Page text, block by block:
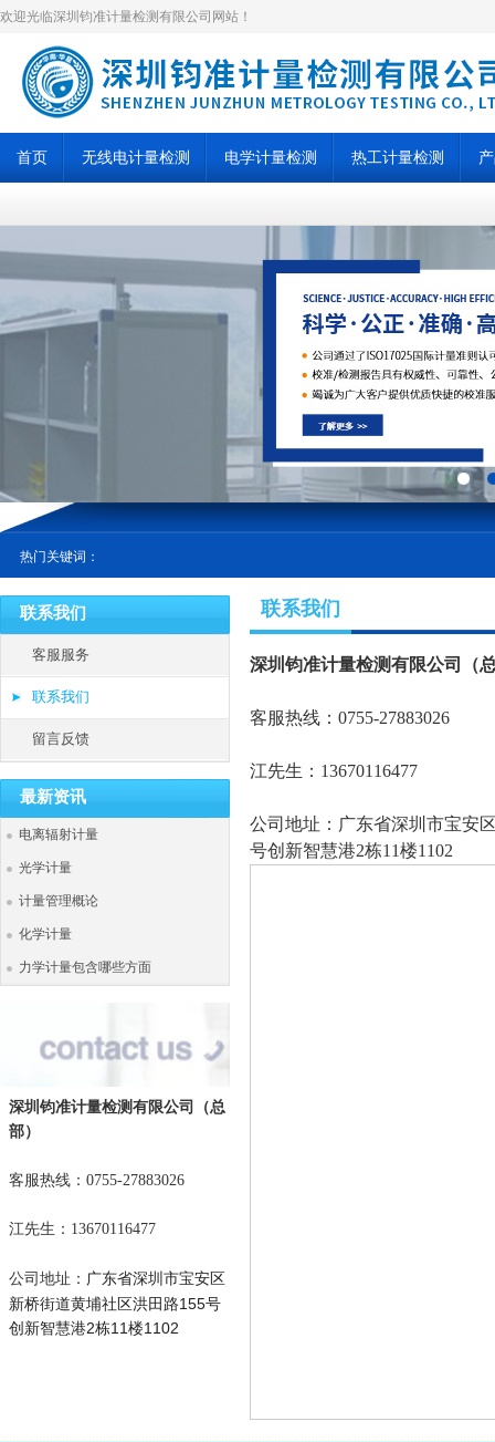
欢迎光临深圳钧准计量检测有限公司网站！
首页 无线电计量检测 电学计量检测 热工计量检测
热门关键词：
联系我们
客服服务
联系我们
留言反馈
最新资讯
电离辐射计量
光学计量
计量管理概论
化学计量
力学计量包含哪些方面
深圳钧准计量检测有限公司
（总
部）
客服热线：0755-27883026
江先生：13670116477
公司地址： 广东省深圳市宝安区
新桥街道黄埔社区洪田路155号
创新智慧港2栋11楼1102
联系我们
深圳钧准计量检测有限公司（
客服热线：0755-27883026
江先生：13670116477
公司地址：广东省深圳市宝安
号创新智慧港2栋11楼1102